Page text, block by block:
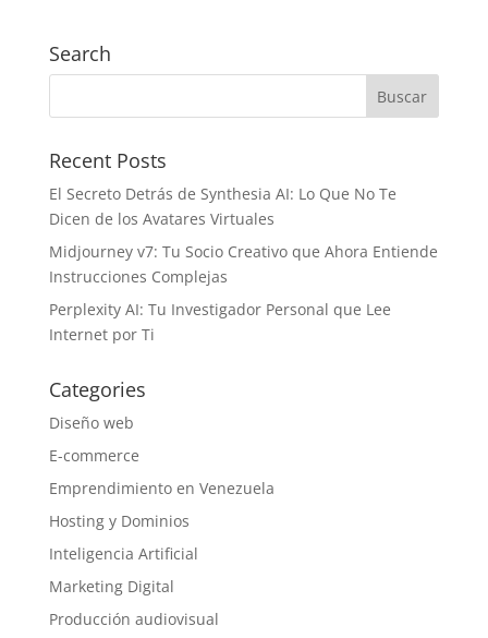
Search
Recent Posts
El Secreto Detrás de Synthesia AI: Lo Que No Te
Dicen de los Avatares Virtuales
Midjourney v7: Tu Socio Creativo que Ahora Entiende
Instrucciones Complejas
Perplexity AI: Tu Investigador Personal que Lee
Internet por Ti
Categories
Diseño web
E-commerce
Emprendimiento en Venezuela
Hosting y Dominios
Inteligencia Artificial
Marketing Digital
Producción audiovisual